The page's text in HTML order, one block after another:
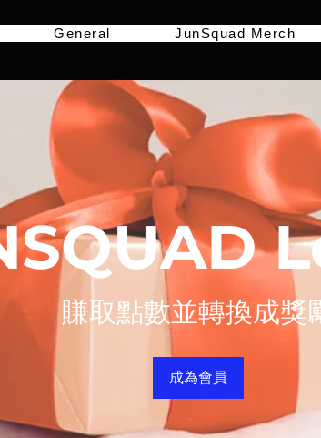
General JunSquad Merch
賺取點數並轉換成獎
成為會員